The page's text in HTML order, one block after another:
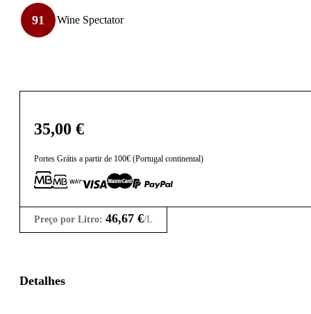
91 Wine Spectator
35,00 €
Portes Grátis a partir de 100€ (Portugal continental)
Preço por Litro: 46,67 €/L
Detalhes